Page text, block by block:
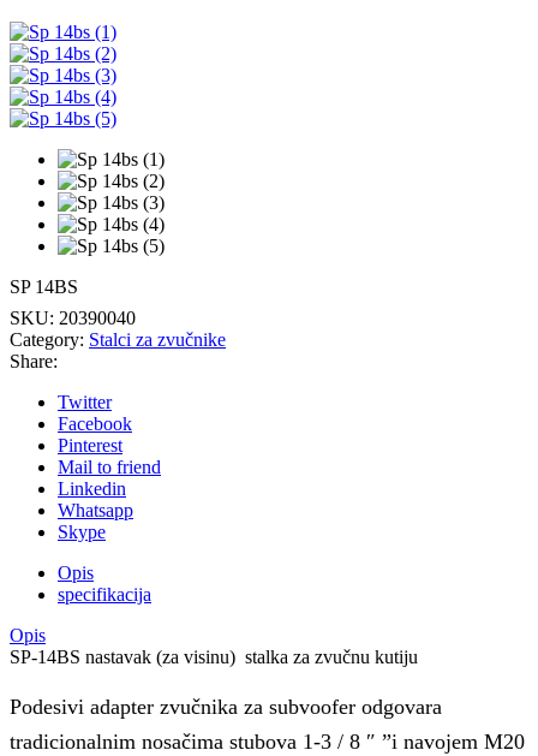
SP 14BS
SKU: 20390040
Category: Stalci za zvučnike
Share:
Twitter
Facebook
Pinterest
Mail to friend
Linkedin
Whatsapp
Skype
Opis
specifikacija
Opis
SP-14BS nastavak (za visinu) stalka za zvučnu kutiju
Podesivi adapter zvučnika za subvoofer odgovara
tradicionalnim nosačima stubova 1-3 / 8 ″ ”i navojem M20